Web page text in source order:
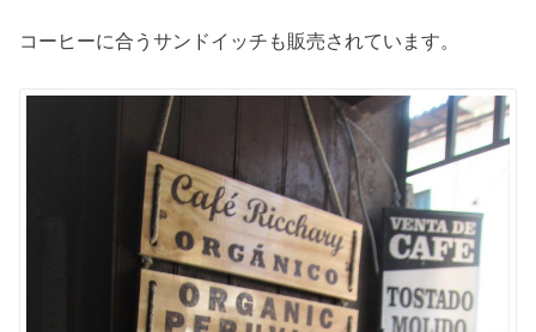
コーヒーに合うサンドイッチも販売されています。